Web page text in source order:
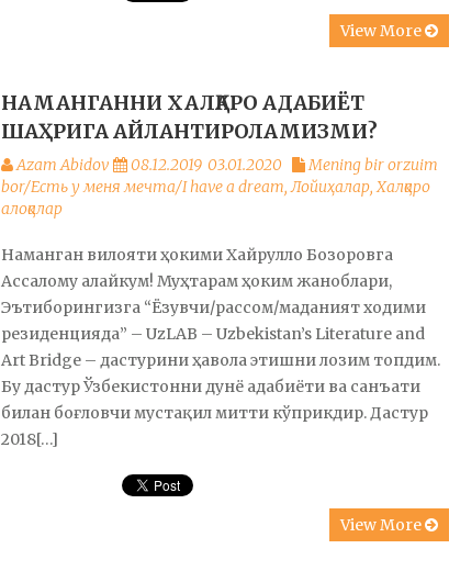
View More
НАМАНГАННИ ХАЛҚАРО АДАБИЁТ
ШАҲРИГА АЙЛАНТИРОЛАМИЗМИ?
Azam Abidov 08.12.2019 03.01.2020
Mening bir orzuim
bor/Есть у меня мечта/I have a dream,Лойиҳалар,Халқаро
алоқалар
Наманган вилояти ҳокими Хайрулло Бозоровга
Ассалому алайкум! Муҳтарам ҳоким жаноблари,
Эътиборингизга “Ёзувчи/рассом/маданият ходими
резиденцияда” – UzLAB – Uzbekistan’s Literature and
Art Bridge – дастурини ҳавола этишни лозим топдим.
Бу дастур Ўзбекистонни дунё адабиёти ва санъати
билан боғловчи мустақил митти кўприкдир. Дастур
2018[…]
View More